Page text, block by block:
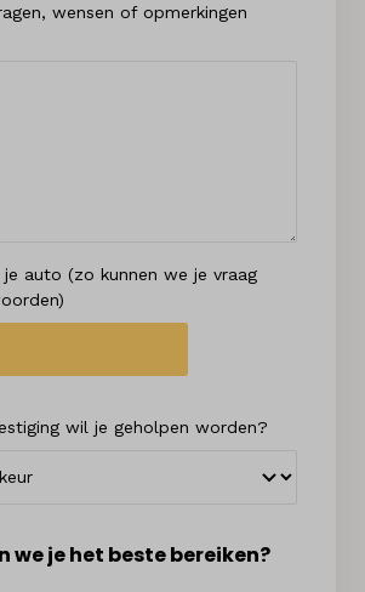
wensen of opmerkingen
je auto (zo kunnen we je vraag
wil je geholpen worden?
we je het beste bereiken?